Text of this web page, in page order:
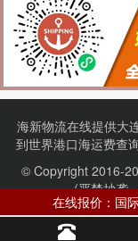
南西尔兹
south
奥巴杰蒂
albajetty
海新物流在线提供大
到世界港口海运费查
© Copyright 2016-
(严禁抄袭
项目合作：【
在线报价：国